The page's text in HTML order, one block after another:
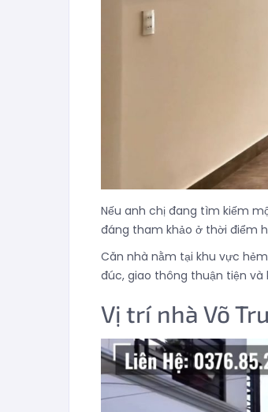
Nếu anh chị đang tìm kiếm
đáng tham khảo ở thời điểm
Căn nhà nằm tại khu vực
đúc, giao thông thuận tiện
Vị trí nhà Võ